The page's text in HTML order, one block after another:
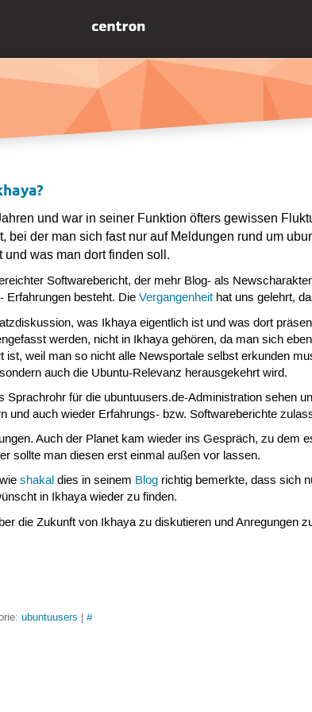
und war in seiner Funktion öfters gewissen
bei der man sich fast nur auf Meldungen rund um
was man dort finden soll.
Softwarebericht, der mehr Blog- als
Erfahrungen besteht. DieVergangenheit hat uns gelehrt,
was Ikhaya eigentlich ist und was dort
werden, nicht in Ikhaya gehören, da man sich
weil man so nicht alle Newsportale selbst erkunden
auch die Ubuntu-Relevanz herausgekehrt wird.
für die ubuntuusers.de-Administration sehen
und auch wieder Erfahrungs- bzw. Softwareberichte
Auch der Planet kam wieder ins Gespräch, zu dem
sollte man diesen erst einmal außen vor lassen.
shakal dies in seinem Blog richtig bemerkte, dass sich
in Ikhaya wieder zu finden.
die Zukunft von Ikhaya zu diskutieren und Anregungen
ubuntuusers |#